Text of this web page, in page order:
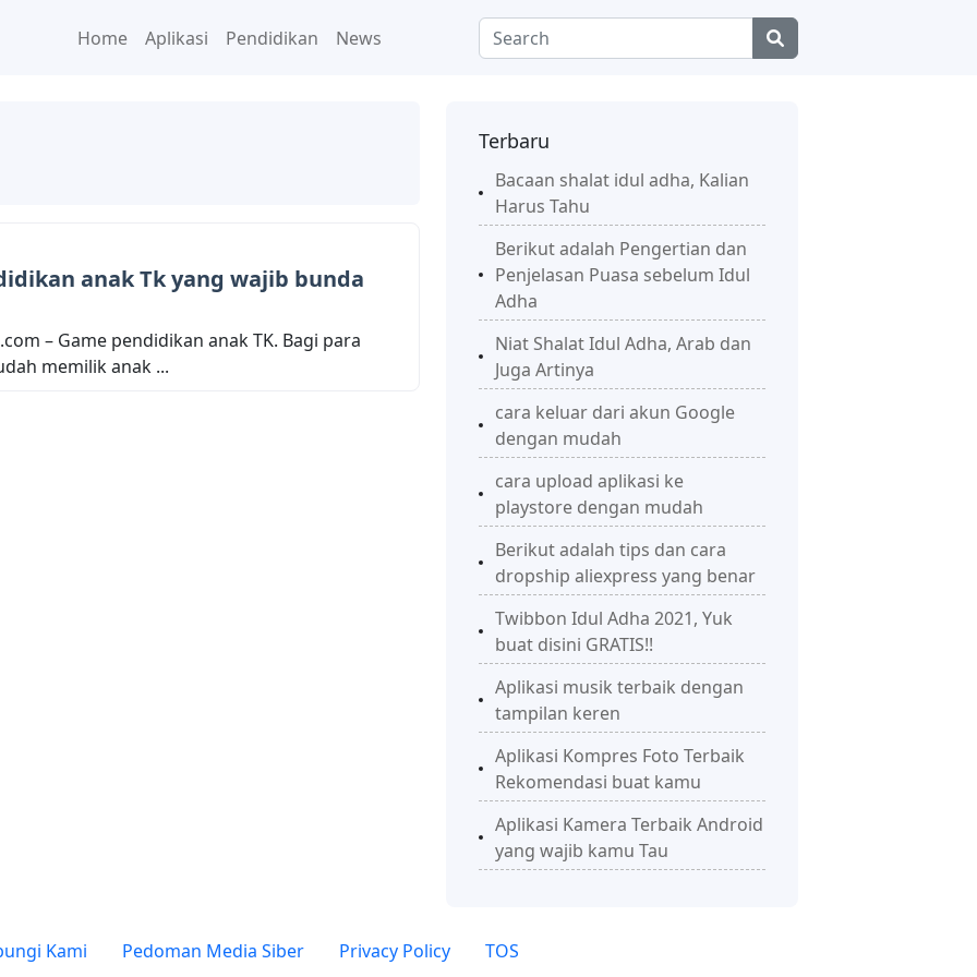
Home Aplikasi Pendidikan News
anak Tk yang wajib bunda
– Game pendidikan anak TK. Bagi para
memilik anak ...
Terbaru
Bacaan shalat idul adha, Kalian
Harus Tahu
Berikut adalah Pengertian dan
Penjelasan Puasa sebelum Idul
Adha
Niat Shalat Idul Adha, Arab dan
Juga Artinya
cara keluar dari akun Google
dengan mudah
cara upload aplikasi ke
playstore dengan mudah
Berikut adalah tips dan cara
dropship aliexpress yang benar
Twibbon Idul Adha 2021, Yuk
buat disini GRATIS!!
Aplikasi musik terbaik dengan
tampilan keren
Aplikasi Kompres Foto Terbaik
Rekomendasi buat kamu
Aplikasi Kamera Terbaik Android
yang wajib kamu Tau
Kami Pedoman Media Siber Privacy Policy
TOS